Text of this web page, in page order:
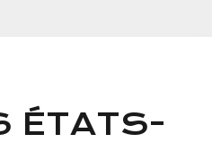
ÉTATS-